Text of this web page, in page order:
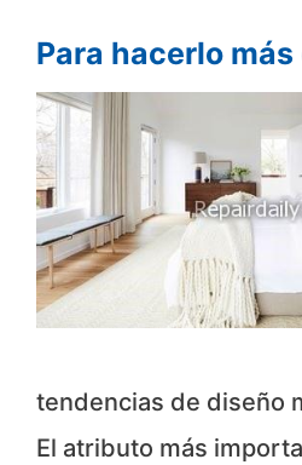
Para hacerlo
tendencias de diseño
El atributo más